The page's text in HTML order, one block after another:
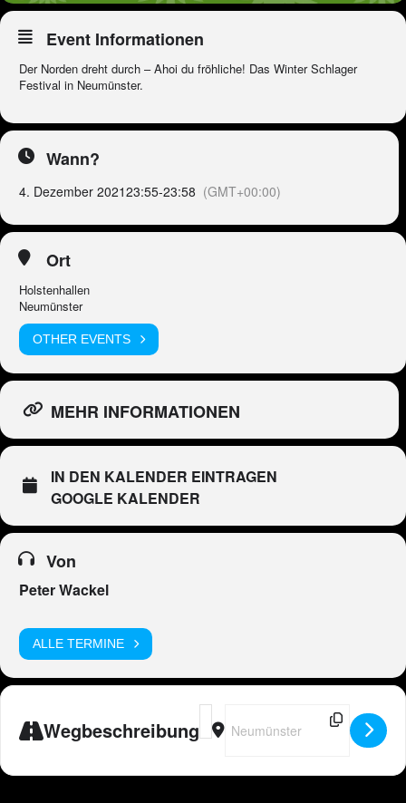
Event Informationen
Der Norden dreht durch – Ahoi du fröhliche! Das Winter Schlager
Festival in Neumünster.
Wann?
4. Dezember 202123:55-23:58 (GMT+00:00)
Ort
Holstenhallen
Neumünster
OTHER EVENTS
MEHR INFORMATIONEN
IN DEN KALENDER EINTRAGEN
GOOGLE KALENDER
Von
Peter Wackel
ALLE TERMINE
Wegbeschreibung
Address - Peter Wackel LIVE in
Destination Address - Peter